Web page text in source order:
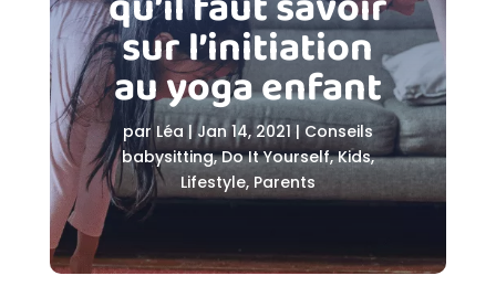
sur l’initiation
au yoga enfant
par Léa|Jan 14, 2021|Conseils
babysitting,Do It Yourself,Kids,
Lifestyle, Parents